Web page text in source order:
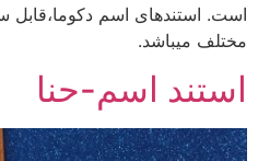
است. استندهای اسم
مختلف میباشد.
استند اسم-حنا